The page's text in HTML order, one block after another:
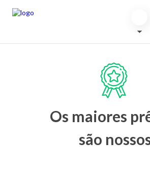
Os maiores
são